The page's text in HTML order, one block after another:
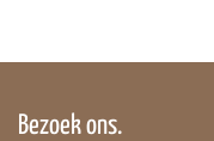
Bezoek ons.